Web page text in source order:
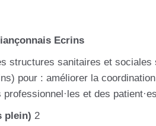
Ecrins
structures sanitaires et sociales
pour : améliorer la
et des
plein) 2